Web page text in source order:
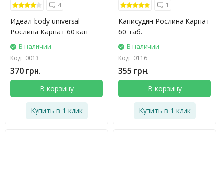
4
Идеал-body universal
Рослина Карпат 60 кап
В наличии
Код: 0013
370 грн.
В корзину
Купить в 1 клик
1
Каписудин Рослина Карпат
60 таб.
В наличии
Код: 0116
355 грн.
В корзину
Купить в 1 клик